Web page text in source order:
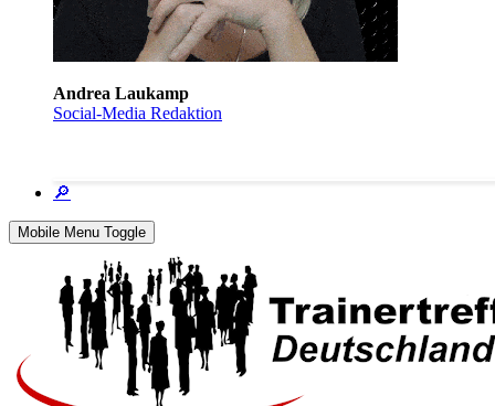
Andrea Laukamp
Social-Media Redaktion
🔎
Mobile Menu Toggle